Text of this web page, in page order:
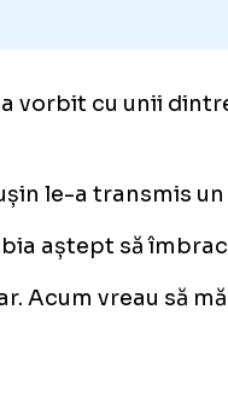
vorbit cu unii
le-a transmis
aștept să
Acum vreau să